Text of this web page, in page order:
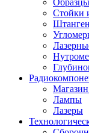
Стойки
Магазин
Лампы
Лазеры